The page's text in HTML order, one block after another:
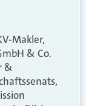
Makler,
& Co.
&